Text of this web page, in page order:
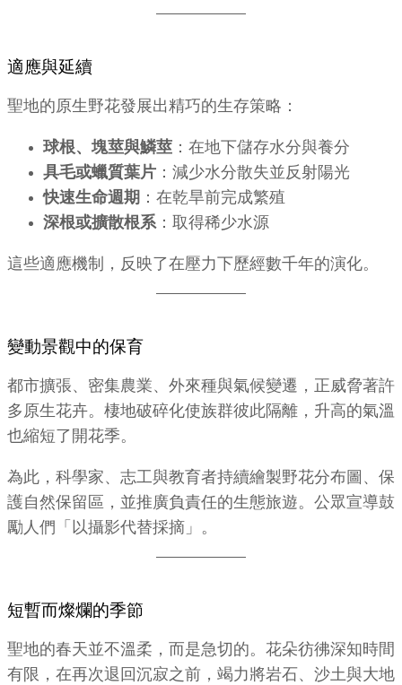
適應與延續
聖地的原生野花發展出精巧的生存策略：
球根、塊莖與鱗莖 ：在地下儲存水分與養分
具毛或蠟質葉片 ：減少水分散失並反射陽光
快速生命週期 ：在乾旱前完成繁殖
深根或擴散根系：取得稀少水源
這些適應機制，反映了在壓力下歷經數千年的演化。
變動景觀中的保育
都市擴張、密集農業、外來種與氣候變遷，正威脅著許
多原生花卉。棲地破碎化使族群彼此隔離，升高的氣溫
也縮短了開花季。
為此，科學家、志工與教育者持續繪製野花分布圖、保
護自然保留區，並推廣負責任的生態旅遊。公眾宣導鼓
勵人們「以攝影代替採摘」。
短暫而燦爛的季節
聖地的春天並不溫柔，而是急切的。花朵彷彿深知時間
有限，在再次退回沉寂之前，竭力將岩石、沙土與大地